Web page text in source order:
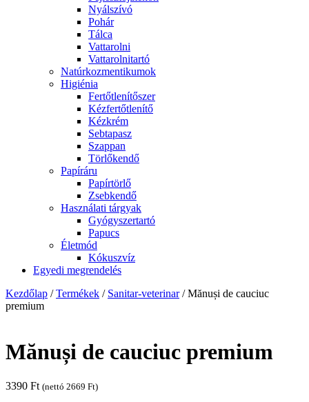
Nyálszívó
Pohár
Tálca
Vattarolni
Vattarolnitartó
Natúrkozmentikumok
Higiénia
Fertőtlenítőszer
Kézfertőtlenítő
Kézkrém
Sebtapasz
Szappan
Törlőkendő
Papíráru
Papírtörlő
Zsebkendő
Használati tárgyak
Gyógyszertartó
Papucs
Életmód
Kókuszvíz
Egyedi megrendelés
Kezdőlap /Termékek / Sanitar-veterinar/ Mănuși de cauciuc
premium
Mănuși de cauciuc premium
3390 Ft (nettó 2669 Ft)